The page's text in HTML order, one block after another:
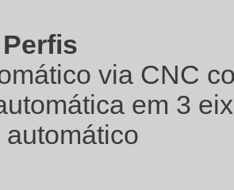
via CNC
em 3